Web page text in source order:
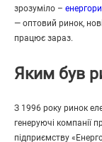
зрозуміло –
— оптовий ринок,
працює зараз.
Яким був
З 1996 року ринок
генеруючі компанії
підприємству